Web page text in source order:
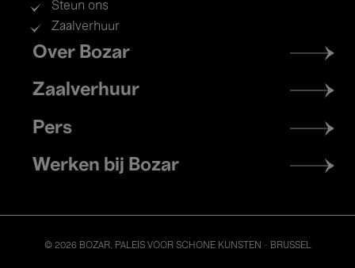
Steun ons
Zaalverhuur
Footer
menu
Over Bozar
Zaalverhuur
Pers
Werken bij Bozar
© 2026 BOZAR. PALEIS VOOR SCHONE KUNSTEN - BRUSSEL